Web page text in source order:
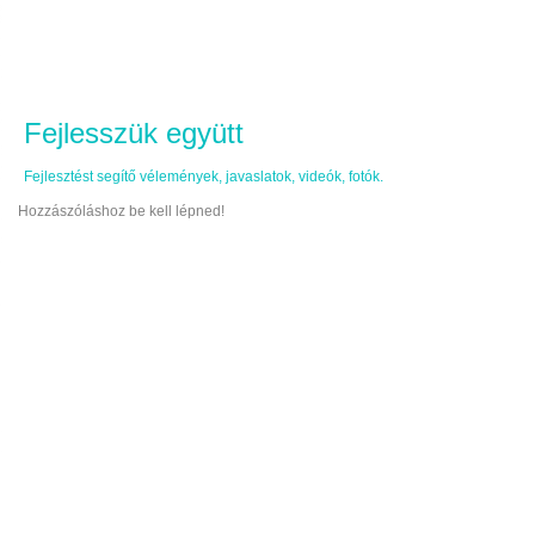
Fejlesszük együtt
Fejlesztést segítő vélemények, javaslatok, videók, fotók.
Hozzászóláshoz be kell lépned!